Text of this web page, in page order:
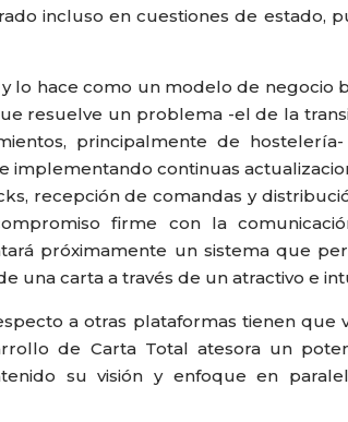
incluso en cuestiones de estado,
lo hace como un modelo de negocio
resuelve un problema -el de la
principalmente de
implementando continuas
recepción de comandas y
firme con la
próximamente un sistema que
una carta a través de un atractivo e
a otras plataformas tienen que
de Carta Total atesora un
su visión y enfoque en